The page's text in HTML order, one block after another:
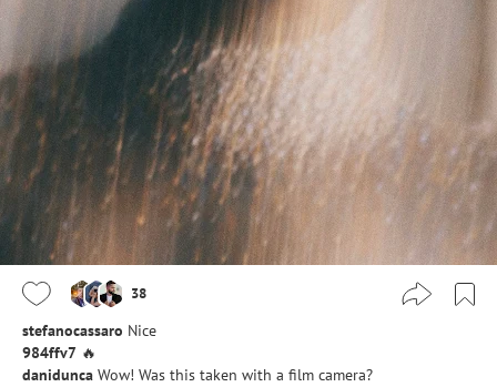
38
stefanocassaro Nice
984ffv7 🔥
danidunca Wow! Was this taken with a film camera?